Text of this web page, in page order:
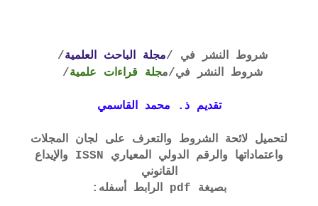
شروط النشر في /مجلة الباحث العلمية/
شروط النشر في/مجلة قراءات علمية/
تقديم ذ. محمد القاسمي
لتحميل لائحة الشروط والتعرف على لجان المجلات
واعتماداتها والرقم الدولي المعياري ISSN والإيداع
القانوني
بصيغة pdf الرابط أسفله: